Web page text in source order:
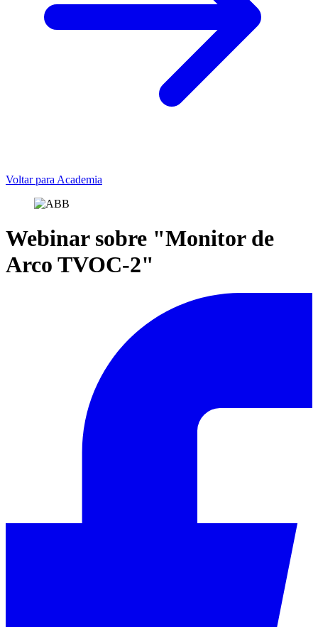
Voltar para Academia
Webinar sobre "Monitor de
Arco TVOC-2"